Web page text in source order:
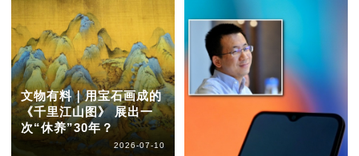
文物有料｜用宝石画成的
《千里江山图》 展出一
次“休养”30年？
2026-07-10